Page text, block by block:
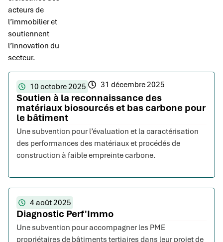
acteurs de
l’immobilier et
soutiennent
l’innovation du
secteur.
10 octobre 2025 31 décembre 2025
Soutien à la reconnaissance des
matériaux biosourcés et bas carbone pour
le bâtiment
Une subvention pour l’évaluation et la caractérisation
des performances des matériaux et procédés de
construction à faible empreinte carbone.
4 août 2025
Diagnostic Perf'Immo
Une subvention pour accompagner les PME
propriétaires de bâtiments tertiaires dans leur projet de